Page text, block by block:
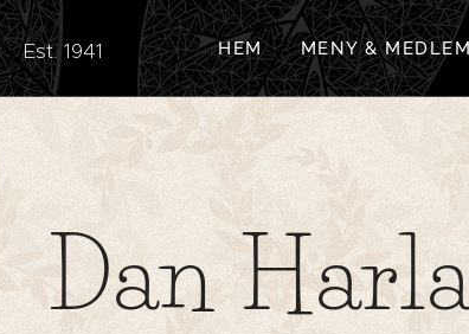
1941 HEM MENY &
Dan